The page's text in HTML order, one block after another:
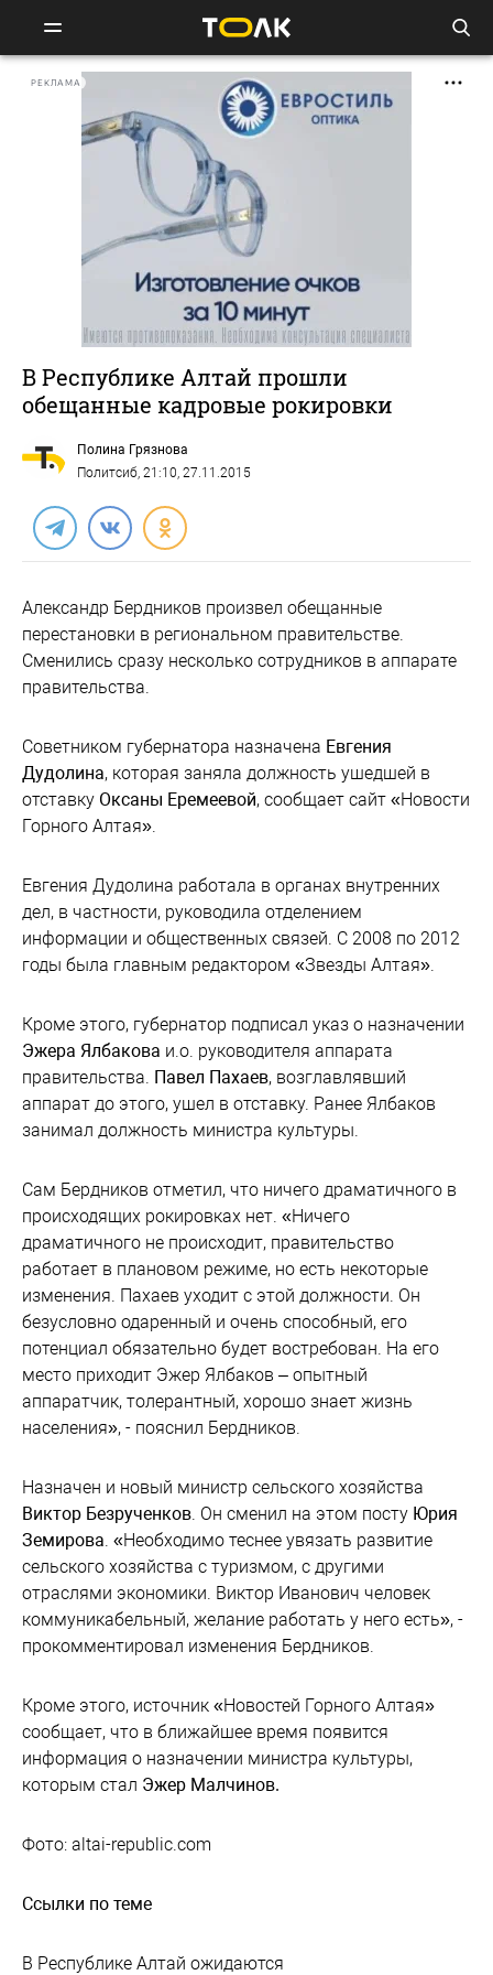
РЕКЛАМА
В Республике Алтай прошли
обещанные кадровые рокировки
Полина Грязнова
Политсиб, 21:10, 27.11.2015
Александр Бердников произвел обещанные
перестановки в региональном правительстве.
Сменились сразу несколько сотрудников в аппарате
правительства.
Советником губернатора назначена Евгения
Дудолина, которая заняла должность ушедшей в
отставку Оксаны Еремеевой, сообщает сайт «Новости
Горного Алтая».
Евгения Дудолина работала в органах внутренних
дел, в частности, руководила отделением
информации и общественных связей. С 2008 по 2012
годы была главным редактором «Звезды Алтая».
Кроме этого, губернатор подписал указ о назначении
Эжера Ялбакова и.о. руководителя аппарата
правительства. Павел Пахаев, возглавлявший
аппарат до этого, ушел в отставку. Ранее Ялбаков
занимал должность министра культуры.
Сам Бердников отметил, что ничего драматичного в
происходящих рокировках нет. «Ничего
драматичного не происходит, правительство
работает в плановом режиме, но есть некоторые
изменения. Пахаев уходит с этой должности. Он
безусловно одаренный и очень способный, его
потенциал обязательно будет востребован. На его
место приходит Эжер Ялбаков – опытный
аппаратчик, толерантный, хорошо знает жизнь
населения», - пояснил Бердников.
Назначен и новый министр сельского хозяйства
Виктор Безрученков. Он сменил на этом посту Юрия
Земирова. «Необходимо теснее увязать развитие
сельского хозяйства с туризмом, с другими
отраслями экономики. Виктор Иванович человек
коммуникабельный, желание работать у него есть», -
прокомментировал изменения Бердников.
Кроме этого, источник «Новостей Горного Алтая»
сообщает, что в ближайшее время появится
информация о назначении министра культуры,
которым стал Эжер Малчинов.
Фото: altai-republic.com
Ссылки по теме
В Республике Алтай ожидаются